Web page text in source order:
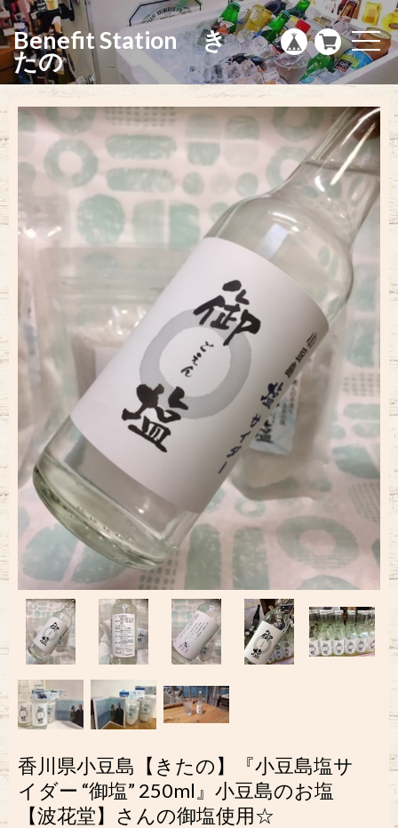
Benefit Station き
たの
t
o
g
g
e
n
a
v
i
g
t
i
o
香川県小豆島【きたの】『小豆島塩サ
イダー “御塩” 250ml』小豆島のお塩
【波花堂】さんの御塩使用☆
g
l
e
n
a
v
i
a
t
i
o
n